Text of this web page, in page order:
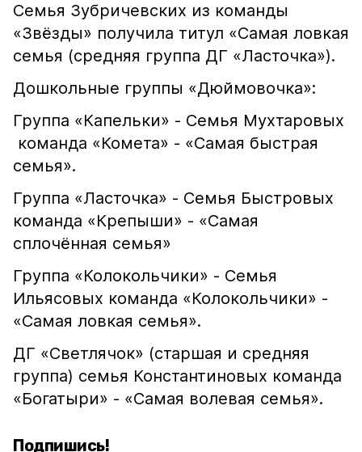
Семья Зубричевских из команды
«Звёзды» получила титул «Самая ловкая
семья (средняя группа ДГ «Ласточка»).
Дошкольные группы «Дюймовочка»:
Группа «Капельки» - Семья Мухтаровых
команда «Комета» - «Самая быстрая
семья».
Группа «Ласточка» - Семья Быстровых
команда «Крепыши» - «Самая
сплочённая семья»
Группа «Колокольчики» - Семья
Ильясовых команда «Колокольчики» -
«Самая ловкая семья».
ДГ «Светлячок» (старшая и средняя
группа) семья Константиновых команда
«Богатыри» - «Самая волевая семья».
Подпишись!